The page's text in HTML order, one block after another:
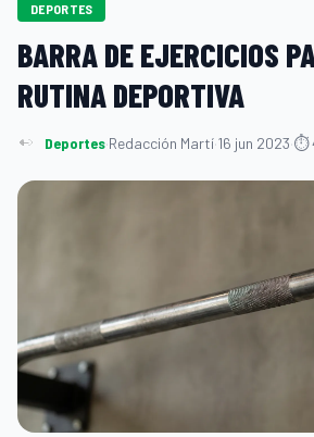
DEPORTES
BARRA DE EJERCICIOS
RUTINA DEPORTIVA
Deportes·Redacción Martí·16 jun 2023·⏱